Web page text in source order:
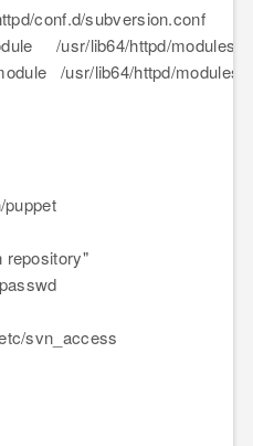
conf.d/subversion.conf
/usr/lib64/httpd/modules/
/usr/lib64/httpd/modules/
svn_access